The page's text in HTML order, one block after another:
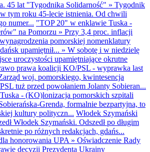
45 lat "Tygodnika Solidarność" » Tygodnik
tym roku 45-lecie istnienia. Od chwili
numer... "TOP 20" w enklawie Tuska -
na Pomorzu » Przy 3,4 proc. inflacji
pomorskiej nomenklatury
upamiętnił... » W sobotę i w niedzielę
uroczystości upamiętniające okrutne
prawa koalicji KO/PSL - wyprawka last
woj. pomorskiego, kwintesencja
tuż przed powołaniem Jolanty Sobieran...
- (KO)lonizacja pomorskich szpitali
Grenda, formalnie bezpartyjna, to
kultury polityczn... Włodek Szymański
Włodek Szymański. Odszedł po długim
po różnych redakcjach, gdańs...
honorowania UPA » Oświadczenie Rady
decyzji Prezydenta Ukrainy